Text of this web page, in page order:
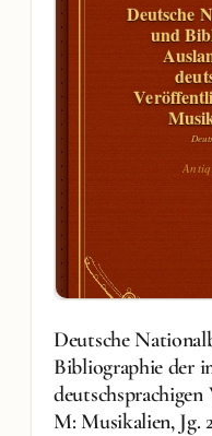
Deutsche
und
Deutsche
Bibliographie der
M: Musikalien, Jg.